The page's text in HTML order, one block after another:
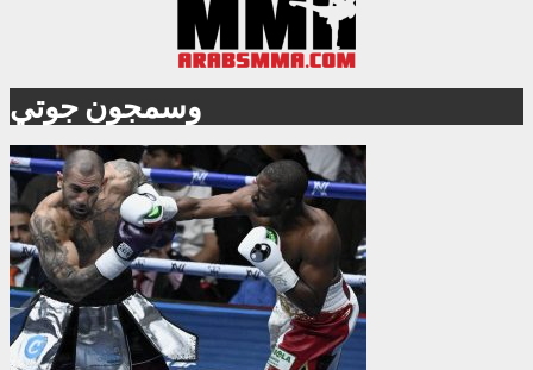
وسمجون جوتي